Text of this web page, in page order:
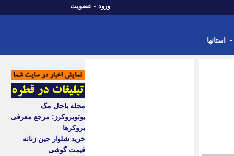
ورود - عضویت
- استانها
مجله باحال مگ
یوتوبروکرز: مرجع معرفی
بروکرها
خرید شلوار جین زنانه
قیمت گوشی